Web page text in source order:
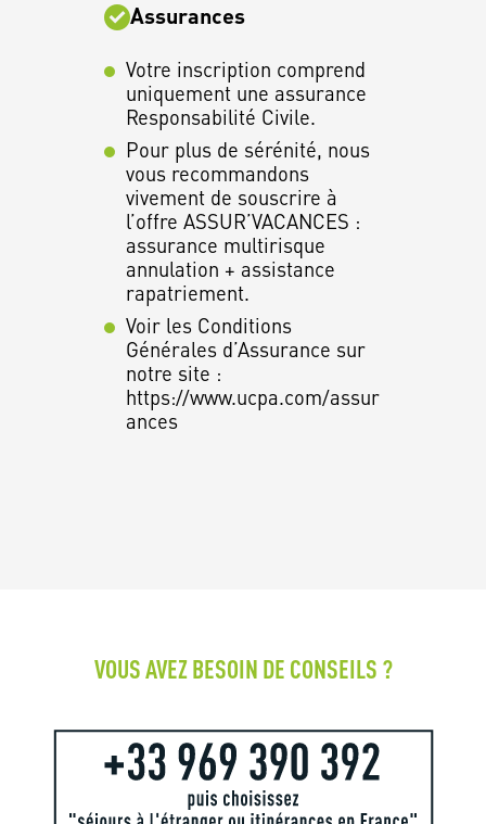
Assurances
Votre inscription comprend
uniquement une assurance
Responsabilité Civile.
Pour plus de sérénité, nous
vous recommandons
vivement de souscrire à
l’offre ASSUR’VACANCES :
assurance multirisque
annulation + assistance
rapatriement.
Voir les Conditions
Générales d’Assurance sur
notre site :
https://www.ucpa.com/assur
ances
VOUS AVEZ BESOIN DE CONSEILS ?